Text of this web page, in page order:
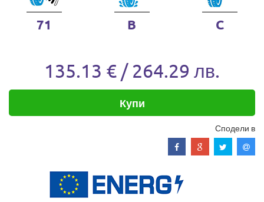
71 B C
135.13 € / 264.29 лв.
Купи
Сподели в